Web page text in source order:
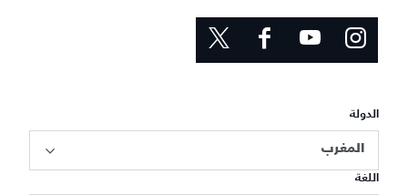
الدولة
المغرب
اللغة